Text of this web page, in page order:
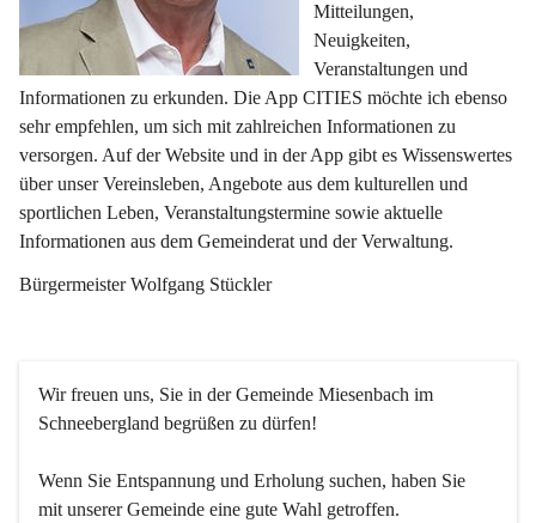
Mitteilungen,
Neuigkeiten,
Veranstaltungen und
Informationen zu erkunden. Die App CITIES möchte ich ebenso
sehr empfehlen, um sich mit zahlreichen Informationen zu
versorgen. Auf der Website und in der App gibt es Wissenswertes
über unser Vereinsleben, Angebote aus dem kulturellen und
sportlichen Leben, Veranstaltungstermine sowie aktuelle
Informationen aus dem Gemeinderat und der Verwaltung.
Bürgermeister Wolfgang Stückler
Wir freuen uns, Sie in der Gemeinde Miesenbach im
Schneebergland begrüßen zu dürfen!
Wenn Sie Entspannung und Erholung suchen, haben Sie
mit unserer Gemeinde eine gute Wahl getroffen.